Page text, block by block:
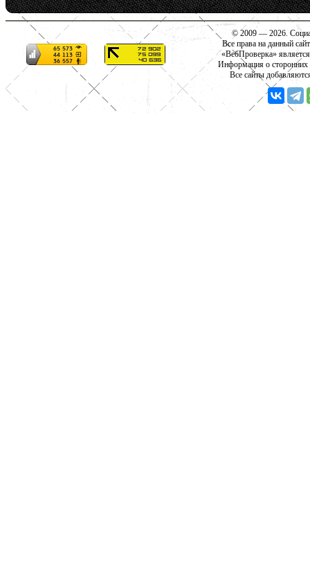
© 2009 — 2026.
Все права на данный
«ВебПроверка»
Информация о сторонних
Все сайты